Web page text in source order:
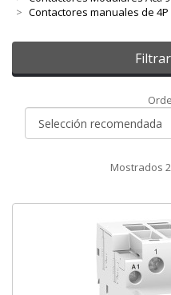
Contactores manuales de 4P
Mostrados 2